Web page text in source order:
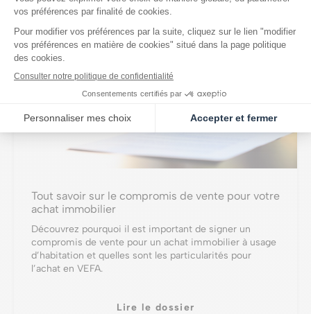
Tout savoir sur le compromis de vente pour votre
achat immobilier
Découvrez pourquoi il est important de signer un
compromis de vente pour un achat immobilier à usage
d’habitation et quelles sont les particularités pour
l’achat en VEFA.
Lire le dossier